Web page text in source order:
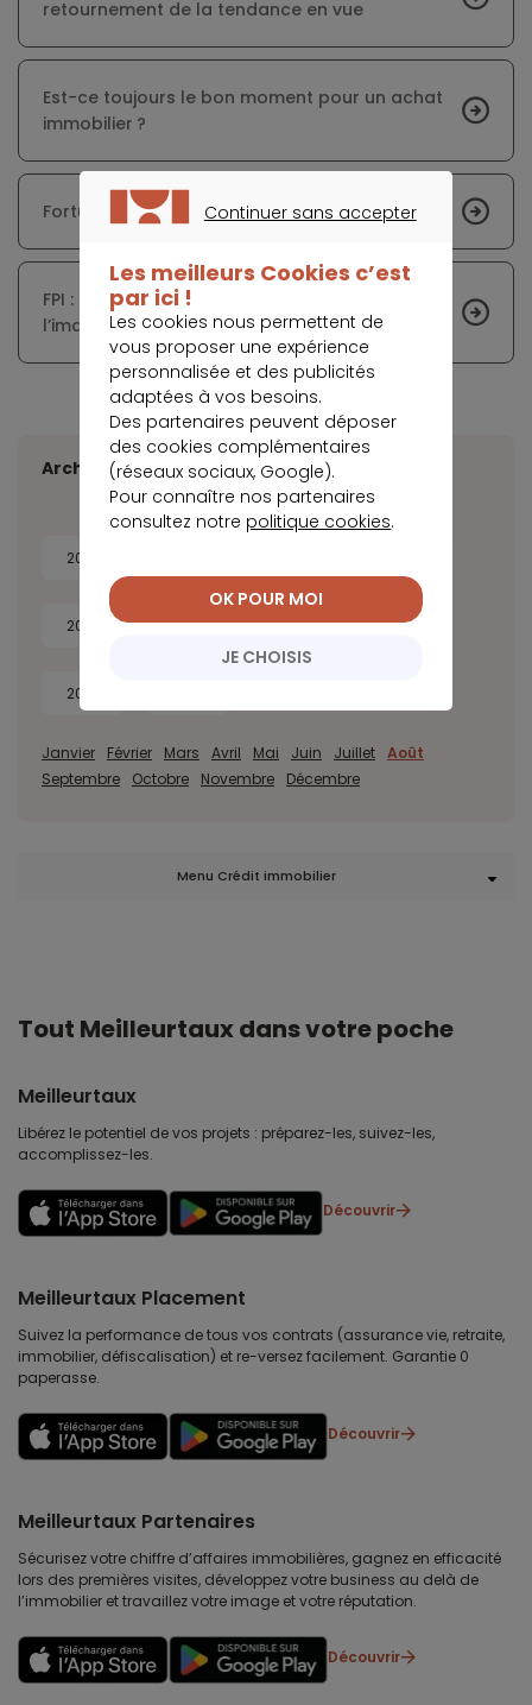
retournement de la tendance en vue
Est-ce toujours le bon moment pour un achat
immobilier ?
Fortuneo élargit son offre de crédit immobilier
FPI : le combat des promoteurs pour redorer
l’image du neuf
Archives
2026
2022 2021 2020 2019
2018
Janvier Février Mars Avril Mai Juin Juillet Août
Septembre
Octobre Novembre Décembre
Menu Crédit immobilier
Tout Meilleurtaux dans votre poche
Meilleurtaux
Libérez le potentiel de vos projets : préparez-les, suivez-les,
accomplissez-les.
Découvrir
Meilleurtaux Placement
Suivez la performance de tous vos contrats (assurance vie, retraite,
immobilier, défiscalisation) et re-versez facilement. Garantie 0
paperasse.
Découvrir
Meilleurtaux Partenaires
Sécurisez votre chiffre d’affaires immobilières, gagnez en efficacité
lors des premières visites, développez votre business au delà de
l’immobilier et travaillez votre image et votre réputation.
Découvrir
Continuer sans accepter
Les meilleurs Cookies c’est
par ici !
Les cookies nous permettent de
vous proposer une expérience
personnalisée et des publicités
adaptées à vos besoins.
Des partenaires peuvent déposer
des cookies complémentaires
(réseaux sociaux, Google).
Pour connaître nos partenaires
consultez notre politique cookies.
JE CHOISIS
OK POUR MOI